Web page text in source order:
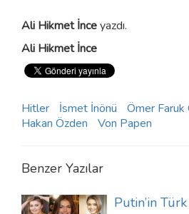
Ali Hikmet İnceyazdı.
Ali Hikmet İnce
Hitler İsmet İnönü
Ömer Faruk
Hakan Özden
Von Papen
Benzer Yazılar
Putin’in